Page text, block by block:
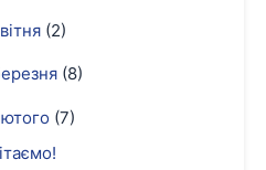
(2)
(8)
(7)